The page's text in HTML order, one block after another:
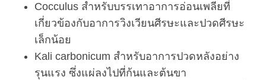
Cocculus สำหรับบรรเทาอาการอ่อนเพลียที่
เกี่ยวข้องกับอาการวิงเวียนศีรษะและปวดศีรษะ
เล็กน้อย
Kali carbonicum สำหรับอาการปวดหลังอย่าง
รุนแรง ซึ่งแผ่ลงไปที่ก้นและต้นขา